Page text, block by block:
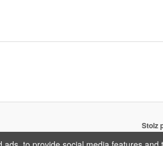
Stolz